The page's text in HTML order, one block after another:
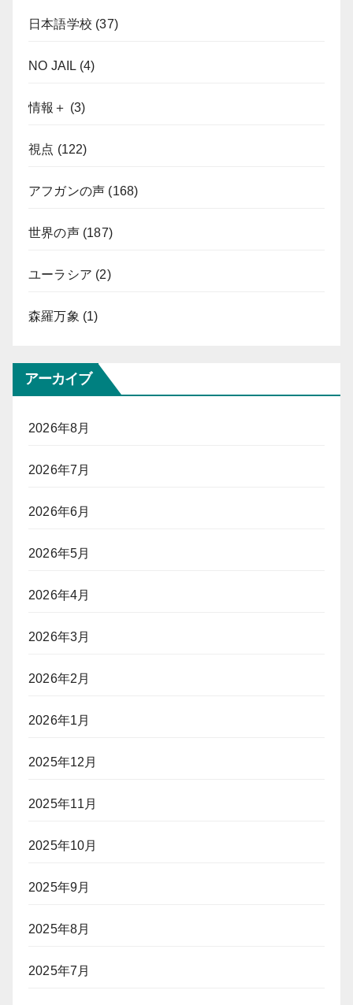
日本語学校 (37)
NO JAIL (4)
情報＋ (3)
視点 (122)
アフガンの声 (168)
世界の声(187)
ユーラシア (2)
森羅万象 (1)
アーカイブ
2026年8月
2026年7月
2026年6月
2026年5月
2026年4月
2026年3月
2026年2月
2026年1月
2025年12月
2025年11月
2025年10月
2025年9月
2025年8月
2025年7月